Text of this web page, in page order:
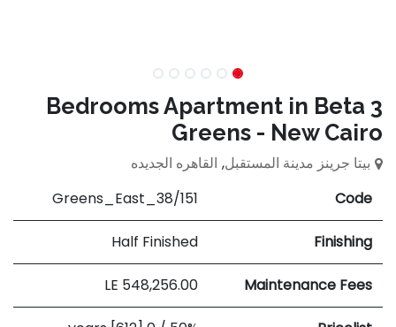
3 Bedrooms Apartment in Beta
Greens - New Cairo
بيتا جرينز مدينة المستقبل, القاهره الجديده
Code
Greens_East_38/151
Finishing
Half Finished
Maintenance Fees
548,256.00